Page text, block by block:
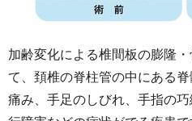
加齢変化による椎間板の膨隆
て、頚椎の脊柱管の中にある
痛み、手足のしびれ、手指の